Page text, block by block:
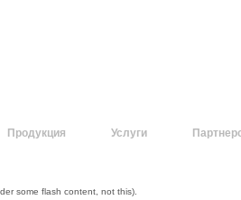
Продукция Услуги
some flash content, not this).